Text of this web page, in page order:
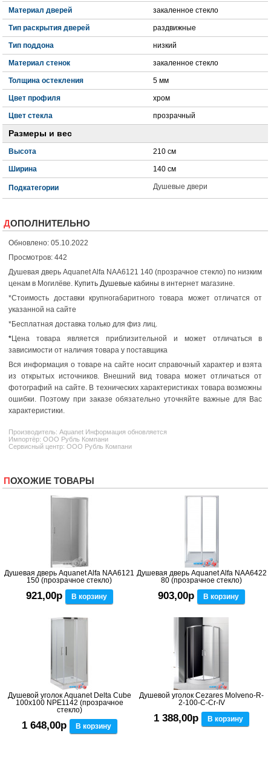
Материал дверей закаленное стекло
Тип раскрытия дверей раздвижные
Тип поддона низкий
Материал стенок закаленное стекло
Толщина остекления 5 мм
Цвет профиля хром
Цвет стекла прозрачный
Размеры и вес
Высота 210 см
Ширина 140 см
Подкатегории Душевые двери
ДОПОЛНИТЕЛЬНО
Обновлено: 05.10.2022
Просмотров: 442
Душевая дверь Aquanet Alfa NAA6121 140 (прозрачное стекло) по низким
ценам в Могилёве. Купить Душевые кабины в интернет магазине.
*Стоимость доставки крупногабаритного товара может отличатся от
указанной на сайте
*Бесплатная доставка только для физ лиц.
*Цена товара является приблизительной и может отличаться в
зависимости от наличия товара у поставщика
Вся информация о товаре на сайте носит справочный характер и взята
из открытых источников. Внешний вид товара может отличаться от
фотографий на сайте. В технических характеристиках товара возможны
ошибки. Поэтому при заказе обязательно уточняйте важные для Вас
характеристики.
Производитель:Aquanet Информация обновляется
Импортёр: ООО Рубль Компани
Сервисный центр: ООО Рубль Компани
ПОХОЖИЕ ТОВАРЫ
Душевая дверь Aquanet Alfa NAA6121
150 (прозрачное стекло)
921,00р В корзину
Душевая дверь Aquanet Alfa NAA6422
80 (прозрачное стекло)
903,00р В корзину
Душевой уголок Aquanet Delta Cube
100x100 NPE1142 (прозрачное
стекло)
1 648,00р В корзину
Душевой уголок Cezares Molveno-R-
2-100-C-Cr-IV
1 388,00р В корзину